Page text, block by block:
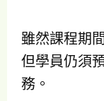
雖然課程期
但學員仍須
務。